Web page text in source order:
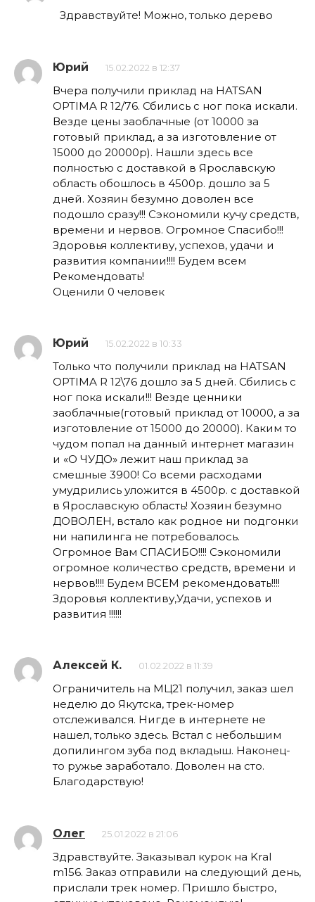
Здравствуйте! Можно, только дерево
Юрий 15.02.2022 в 12:37
Вчера получили приклад на HATSAN
OPTIMA R 12/76. Сбились с ног пока искали.
Везде цены заоблачные (от 10000 за
готовый приклад, а за изготовление от
15000 до 20000р). Нашли здесь все
полностью с доставкой в Ярославскую
область обошлось в 4500р. дошло за 5
дней. Хозяин безумно доволен все
подошло сразу!!! Сэкономили кучу средств,
времени и нервов. Огромное Спасибо!!!
Здоровья коллективу, успехов, удачи и
развития компании!!!! Будем всем
Рекомендовать!
Оценили 0 человек
Юрий 15.02.2022 в 10:33
Только что получили приклад на HATSAN
OPTIMA R 12\76 дошло за 5 дней. Сбились с
ног пока искали!!! Везде ценники
заоблачные(готовый приклад от 10000, а за
изготовление от 15000 до 20000). Каким то
чудом попал на данный интернет магазин
и «О ЧУДО» лежит наш приклад за
смешные 3900! Со всеми расходами
умудрились уложится в 4500р. с доставкой
в Ярославскую область! Хозяин безумно
ДОВОЛЕН, встало как родное ни подгонки
ни напилинга не потребовалось.
Огромное Вам СПАСИБО!!!! Сэкономили
огромное количество средств, времени и
нервов!!!! Будем ВСЕМ рекомендовать!!!!
Здоровья коллективу,Удачи, успехов и
развития !!!!!!
Алексей К. 01.02.2022 в 11:39
Ограничитель на МЦ21 получил, заказ шел
неделю до Якутска, трек-номер
отслеживался. Нигде в интернете не
нашел, только здесь. Встал с небольшим
допилингом зуба под вкладыш. Наконец-
то ружье заработало. Доволен на сто.
Благодарствую!
Олег 25.01.2022 в 21:06
Здравствуйте. Заказывал курок на Kral
m156. Заказ отправили на следующий день,
прислали трек номер. Пришло быстро,